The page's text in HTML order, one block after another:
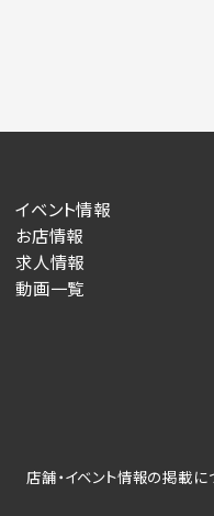
イベント情報
お店情報
求人情報
動画一覧
店舗・イベント情報の掲載に